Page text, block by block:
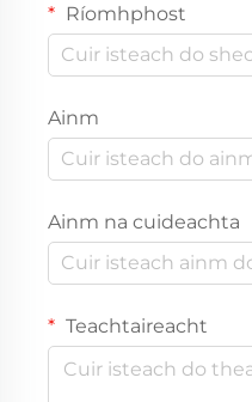
Ríomhphost
Ainm
Ainm na cuideachta
Teachtaireacht